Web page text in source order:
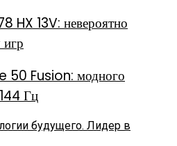
HX 13V: невероятно
Fusion: модного
Гц
будущего. Лидер в